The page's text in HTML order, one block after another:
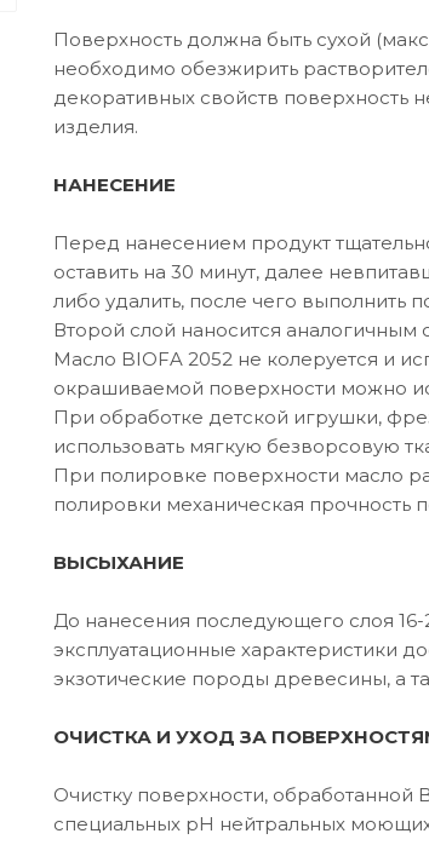
Поверхность должна быть сухой
необходимо обезжирить
декоративных свойств поверхность
изделия.
НАНЕСЕНИЕ
Перед нанесением продукт
оставить на 30 минут, далее
либо удалить, после чего
Второй слой наносится
Масло BIOFA 2052 не колеруется и
окрашиваемой поверхности можно
При обработке детской игрушки,
использовать мягкую безворсовую
При полировке поверхности масло
полировки механическая прочность
ВЫСЫХАНИЕ
До нанесения последующего слоя 16-
эксплуатационные характеристики
экзотические породы древесины, а
ОЧИСТКА И УХОД ЗА
Очистку поверхности, обработанной
специальных рН нейтральных